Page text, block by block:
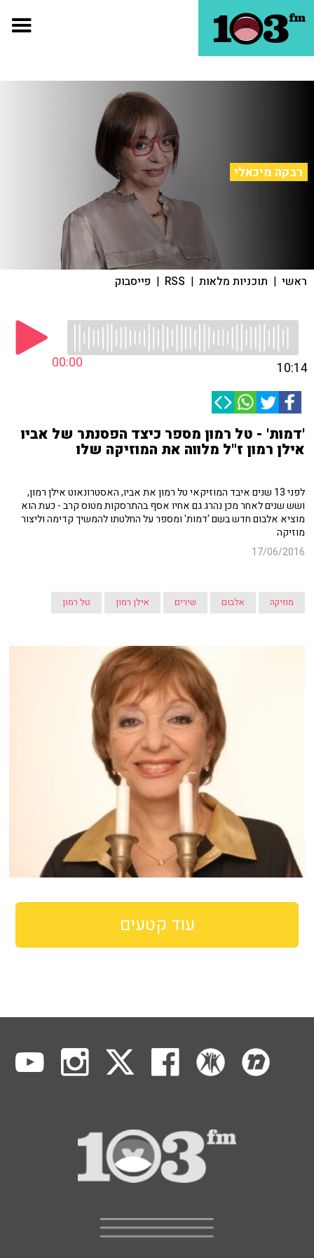
רבקה מיכאלי
ראשי | תוכניות מלאות |
RSS
| פייסבוק
00:00 10:14
'דמות' - טל רמון מספר כיצד הפסנתר של אביו
אילן רמון ז"ל מלווה את המוזיקה שלו
לפני 13 שנים איבד המוזיקאי טל רמון את אביו, האסטרונאוט אילן רמון,
ושש שנים לאחר מכן נהרג גם אחיו אסף בהתרסקות מטוס קרב - כעת הוא
מוציא אלבום חדש בשם 'דמות' ומספר על החלטתו להמשיך קדימה וליצור
מוזיקה
17/06/2016
מוזיקה אלבום שירים אילן רמון טל רמון
עוד קטעים